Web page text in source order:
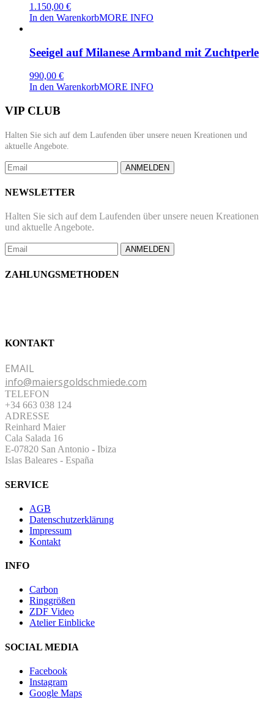
Die
Optionen
der
werden
1.150,00 €
In den WarenkorbMORE INFO
Seeigel auf Milanese Armband mit Zuchtperle
990,00 €
In den WarenkorbMORE INFO
VIP CLUB
Halten Sie sich auf dem Laufenden über unsere neuen Kreationen und
aktuelle Angebote.
ANMELDEN
NEWSLETTER
Halten Sie sich auf dem Laufenden über unsere neuen Kreationen
und aktuelle Angebote.
ANMELDEN
ZAHLUNGSMETHODEN
KONTAKT
EMAIL
info@maiersgoldschmiede.com
TELEFON
+34 663 038 124
ADRESSE
Reinhard Maier
Cala Salada 16
E-07820 San Antonio - Ibiza
Islas Baleares - España
SERVICE
AGB
Datenschutzerklärung
Impressum
Kontakt
INFO
Carbon
Ringgrößen
ZDF Video
Atelier Einblicke
SOCIAL MEDIA
Facebook
Instagram
Google Maps